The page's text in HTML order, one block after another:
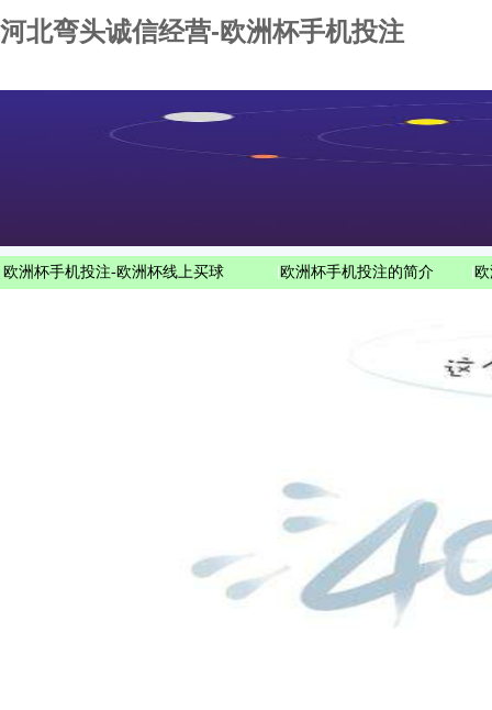
河北弯头诚信经营-欧洲杯手机投注
欧洲杯手机投注-欧洲杯线上买球 欧洲杯手机投注的简介